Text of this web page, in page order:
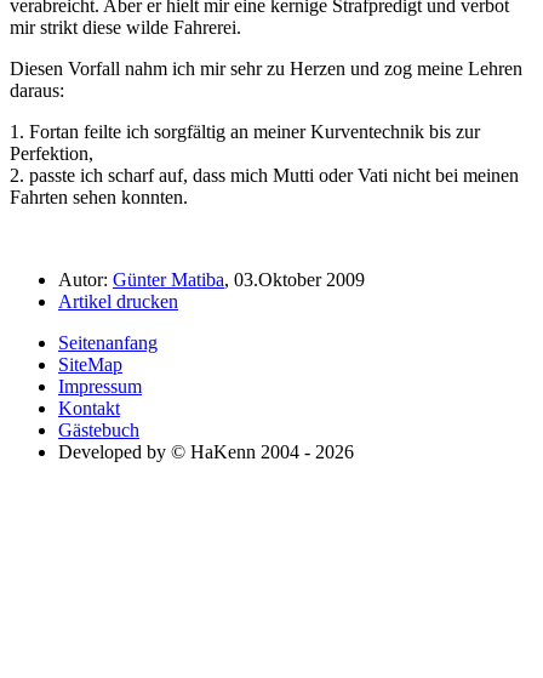
verabreicht. Aber er hielt mir eine kernige Strafpredigt und verbot
mir strikt diese wilde Fahrerei.
Diesen Vorfall nahm ich mir sehr zu Herzen und zog meine Lehren
daraus:
1. Fortan feilte ich sorgfältig an meiner Kurventechnik bis zur
Perfektion,
2. passte ich scharf auf, dass mich Mutti oder Vati nicht bei meinen
Fahrten sehen konnten.
Autor: Günter Matiba, 03.Oktober 2009
Artikel drucken
Seitenanfang
SiteMap
Impressum
Kontakt
Gästebuch
Developed by © HaKenn 2004 - 2026